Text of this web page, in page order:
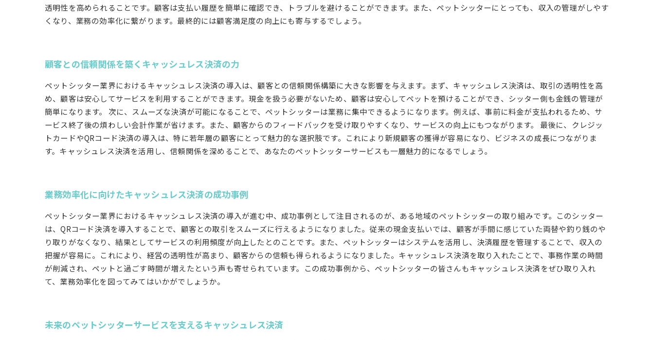
透明性を高められることです。顧客は支払い履歴を簡単に確認でき、トラブルを避けることができます。また、ペットシッターにとっても、収入の管理がしやす
くなり、業務の効率化に繋がります。最終的には顧客満足度の向上にも寄与するでしょう。
顧客との信頼関係を築くキャッシュレス決済の力
ペットシッター業界におけるキャッシュレス決済の導入は、顧客との信頼関係構築に大きな影響を与えます。まず、キャッシュレス決済は、取引の透明性を高
め、顧客は安心してサービスを利用することができます。現金を扱う必要がないため、顧客は安心してペットを預けることができ、シッター側も金銭の管理が
簡単になります。 次に、スムーズな決済が可能になることで、ペットシッターは業務に集中できるようになります。例えば、事前に料金が支払われるため、サ
ービス終了後の煩わしい会計作業が省けます。また、顧客からのフィードバックを受け取りやすくなり、サービスの向上にもつながります。 最後に、クレジッ
トカードやQRコード決済の導入は、特に若年層の顧客にとって魅力的な選択肢です。これにより新規顧客の獲得が容易になり、ビジネスの成長につながりま
す。キャッシュレス決済を活用し、信頼関係を深めることで、あなたのペットシッターサービスも一層魅力的になるでしょう。
業務効率化に向けたキャッシュレス決済の成功事例
ペットシッター業界におけるキャッシュレス決済の導入が進む中、成功事例として注目されるのが、ある地域のペットシッターの取り組みです。このシッター
は、QRコード決済を導入することで、顧客との取引をスムーズに行えるようになりました。従来の現金支払いでは、顧客が手間に感じていた両替や釣り銭のや
り取りがなくなり、結果としてサービスの利用頻度が向上したとのことです。また、ペットシッターはシステムを活用し、決済履歴を管理することで、収入の
把握が容易に。これにより、経営の透明性が高まり、顧客からの信頼も得られるようになりました。キャッシュレス決済を取り入れたことで、事務作業の時間
が削減され、ペットと過ごす時間が増えたという声も寄せられています。この成功事例から、ペットシッターの皆さんもキャッシュレス決済をぜひ取り入れ
て、業務効率化を図ってみてはいかがでしょうか。
未来のペットシッターサービスを支えるキャッシュレス決済